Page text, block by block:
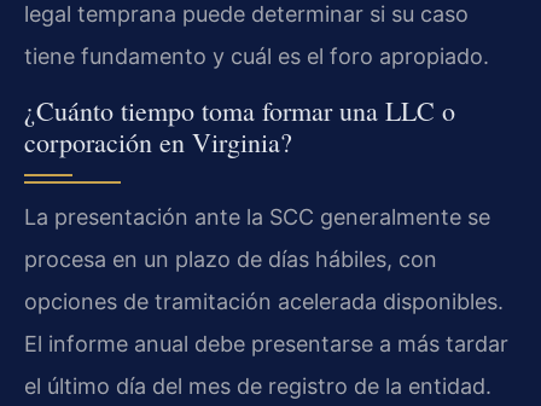
legal temprana puede determinar si su caso
tiene fundamento y cuál es el foro apropiado.
¿Cuánto tiempo toma formar una LLC o
corporación en Virginia?
La presentación ante la SCC generalmente se
procesa en un plazo de días hábiles, con
opciones de tramitación acelerada disponibles.
El informe anual debe presentarse a más tardar
el último día del mes de registro de la entidad.